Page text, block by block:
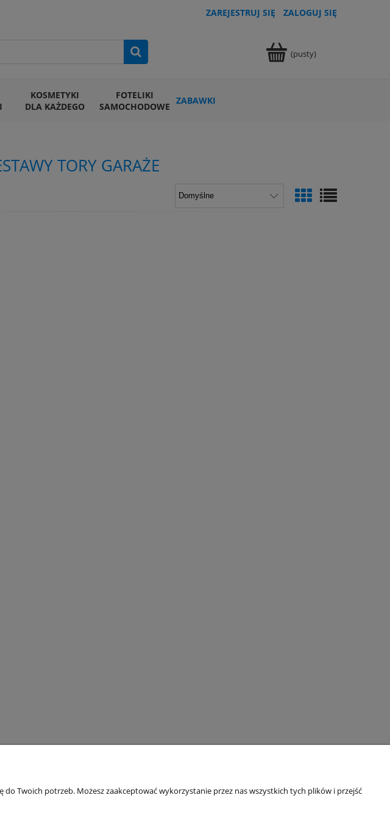
ZAREJESTRUJ SIĘ ZALOGUJ SIĘ
(pusty)
KOSMETYKI
DLA KAŻDEGO
FOTELIKI
SAMOCHODOWE ZABAWKI
TORY GARAŻE
konto Informacje o sklepie
Twoich potrzeb. Możesz zaakceptować wykorzystanie przez nas wszystkich tych plików i przejść